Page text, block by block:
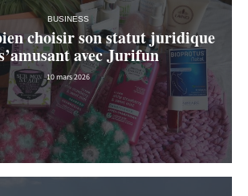
BUSINESS
choisir son statut juridique
avec Jurifun
10 mars 2026